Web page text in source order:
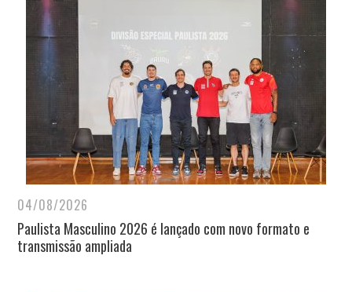
04/08/2026
Paulista Masculino 2026 é lançado com novo formato e
transmissão ampliada